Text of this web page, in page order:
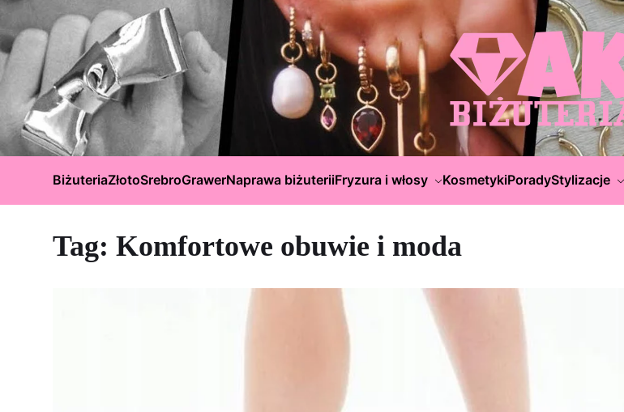
BiżuteriaZłotoSrebroGrawerNaprawa biżuteriiFryzura i włosy KosmetykiPoradyStylizacje
Tag: Komfortowe obuwie i moda